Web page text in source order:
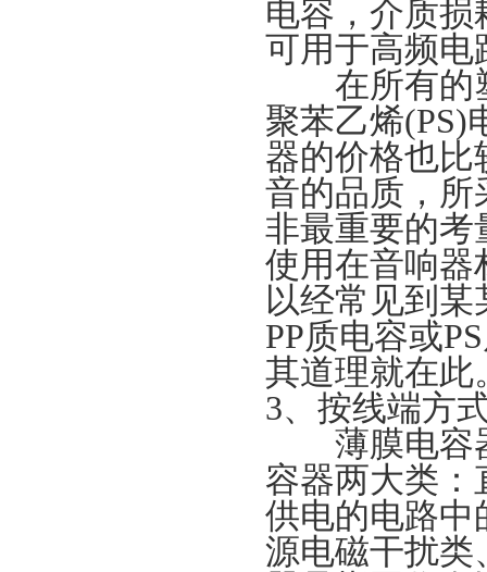
电容，介质
可用于高频
在所有的塑
聚苯乙烯(PS)
器的价格也比
音的品质，所
非最重要的考
使用在音响器
以经常见到
PP质电容或
其道理就在此
3、按线端方
薄膜电容器
容器两大类：
供电的电路中
源电磁干扰类